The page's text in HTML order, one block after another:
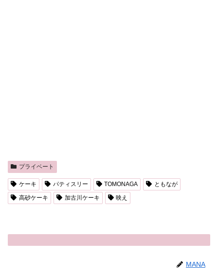
プライベート
ケーキ パティスリー TOMONAGA
ともなが
高砂ケーキ
加古川ケーキ 映え
MANA